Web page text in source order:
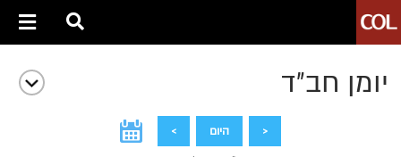
יומן חב״ד
< היום >